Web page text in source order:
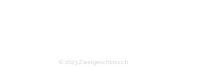
© 2023 Zwergeschloss.ch